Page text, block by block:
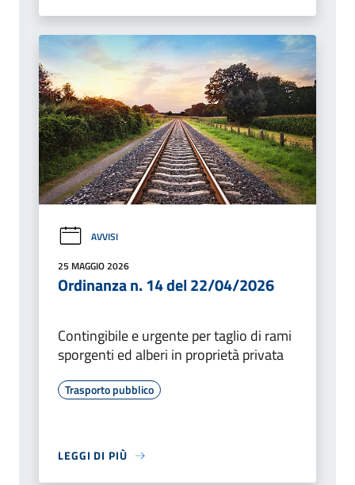
AVVISI
25 MAGGIO 2026
Ordinanza n. 14 del 22/04/2026
Contingibile e urgente per taglio di rami
sporgenti ed alberi in proprietà privata
Trasporto pubblico
LEGGI DI PIÙ